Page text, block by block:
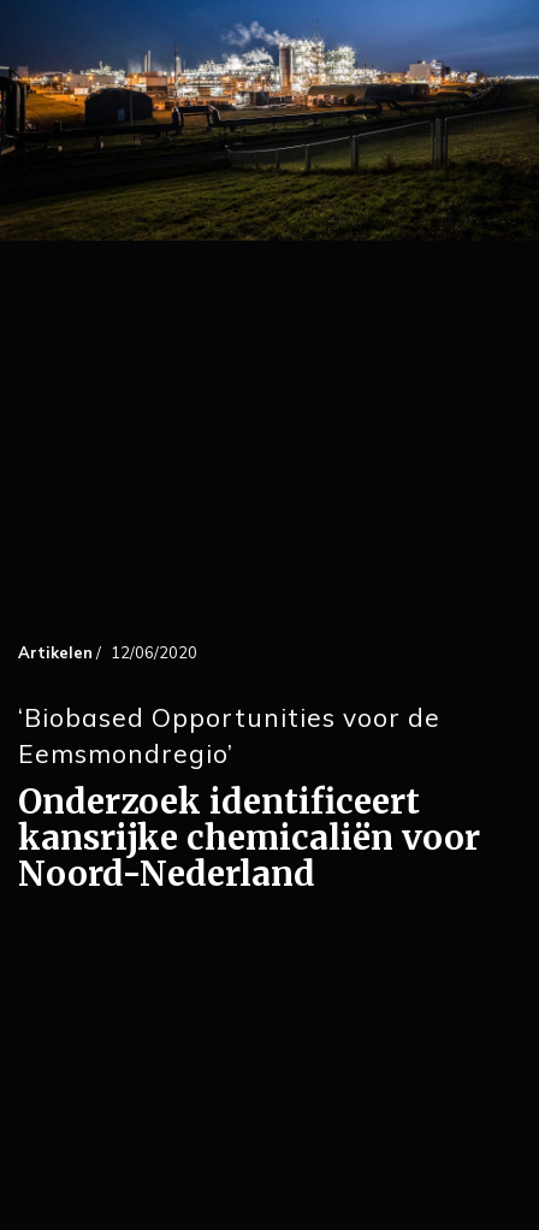
Artikelen / 12/06/2020
‘Biobased Opportunities voor de
Eemsmondregio’
Onderzoek identificeert
kansrijke chemicaliën voor
Noord-Nederland